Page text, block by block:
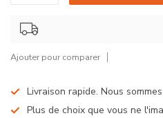
Ajouter pour comparer
Livraison rapide. Nous
Plus de choix que vous ne